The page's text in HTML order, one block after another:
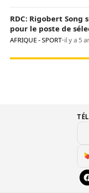
RDC: Rigobert
pour le poste de
AFRIQUE - SPORT•il y a 5